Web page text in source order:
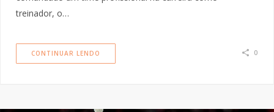
treinador, o…
CONTINUAR LENDO 0